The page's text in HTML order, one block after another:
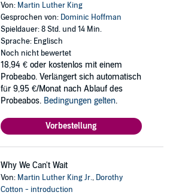
Von: Martin Luther King
Gesprochen von: Dominic Hoffman
Spieldauer: 8 Std. und 14 Min.
Sprache: Englisch
Noch nicht bewertet
18,94 € oder kostenlos mit einem
Probeabo. Verlängert sich automatisch
für 9,95 €/Monat nach Ablauf des
Probeabos. Bedingungen gelten.
Vorbestellung
Why We Can't Wait
Von: Martin Luther King Jr., Dorothy
Cotton - introduction